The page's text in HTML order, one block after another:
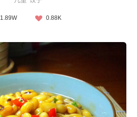
1.89W 0.88K